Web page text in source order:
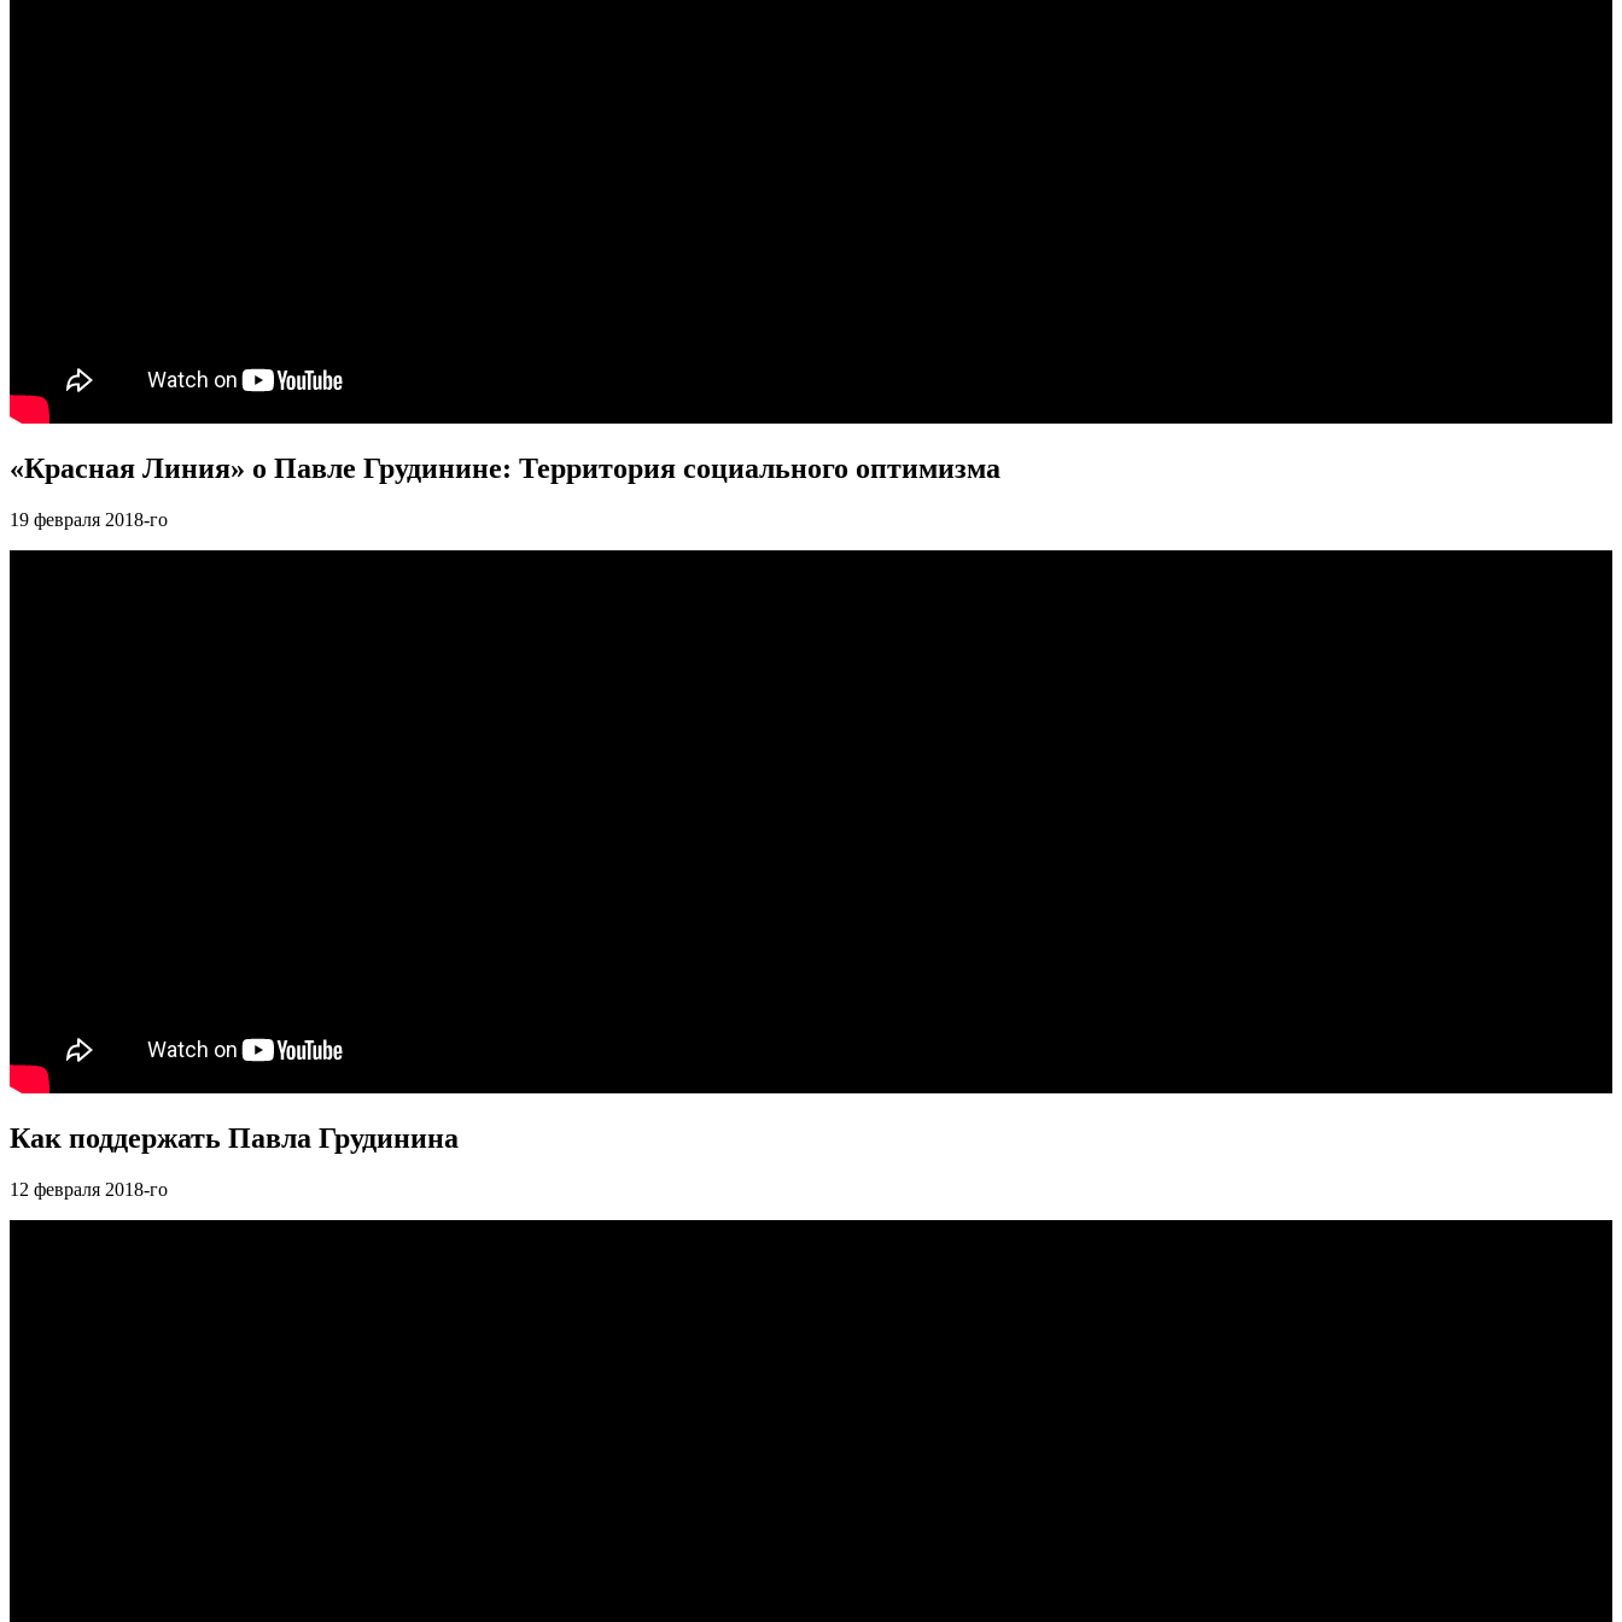
«Красная Линия» о Павле Грудинине: Территория социального оптимизма
19 февраля 2018-го
Как поддержать Павла Грудинина
12 февраля 2018-го